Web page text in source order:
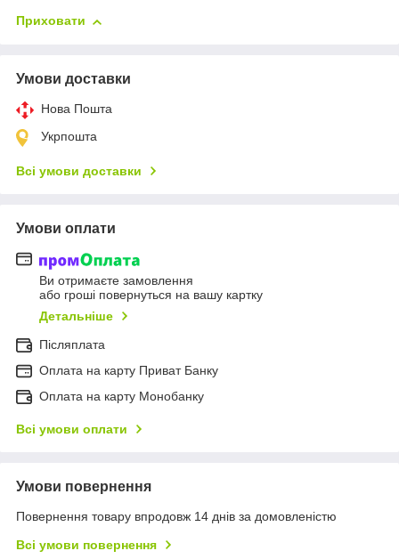
Приховати
Умови доставки
Нова Пошта
Укрпошта
Всі умови доставки
Умови оплати
Ви отримаєте замовлення
або гроші повернуться на вашу картку
Детальніше
Післяплата
Оплата на карту Приват Банку
Оплата на карту Монобанку
Всі умови оплати
Умови повернення
Повернення товару впродовж 14 днів за домовленістю
Всі умови повернення